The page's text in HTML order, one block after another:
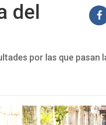
del
por las que pasan